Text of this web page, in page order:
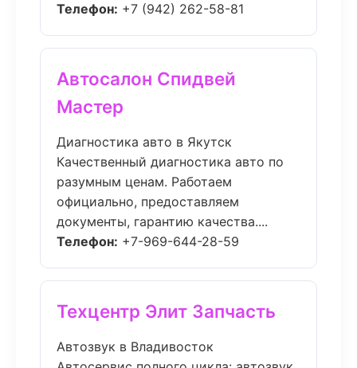
Телефон: +7 (942) 262-58-81
Автосалон Спидвей
Мастер
Диагностика авто в Якутск
Качественный диагностика авто по
разумным ценам. Работаем
официально, предоставляем
документы, гарантию качества....
Телефон: +7-969-644-28-59
Техцентр Элит Запчасть
Автозвук в Владивосток